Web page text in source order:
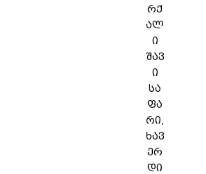
რქ
ალ
ი
შავ
ი
სა
ფა
რი,
ხავ
ერ
დი